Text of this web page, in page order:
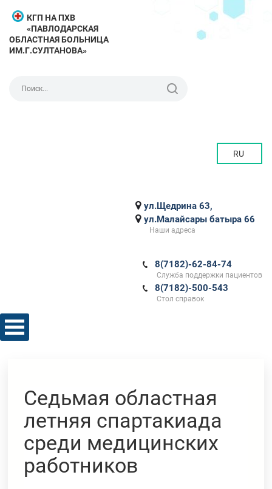
КГП НА ПХВ
«ПАВЛОДАРСКАЯ
ОБЛАСТНАЯ БОЛЬНИЦА
ИМ.Г.СУЛТАНОВА»
RU
ул.Щедрина 63,
ул.Малайсары батыра 66
Наши адреса
8(7182)-62-84-74
Служба поддержки пациентов
8(7182)-500-543
Стол справок
Седьмая областная
летняя спартакиада
среди медицинских
работников